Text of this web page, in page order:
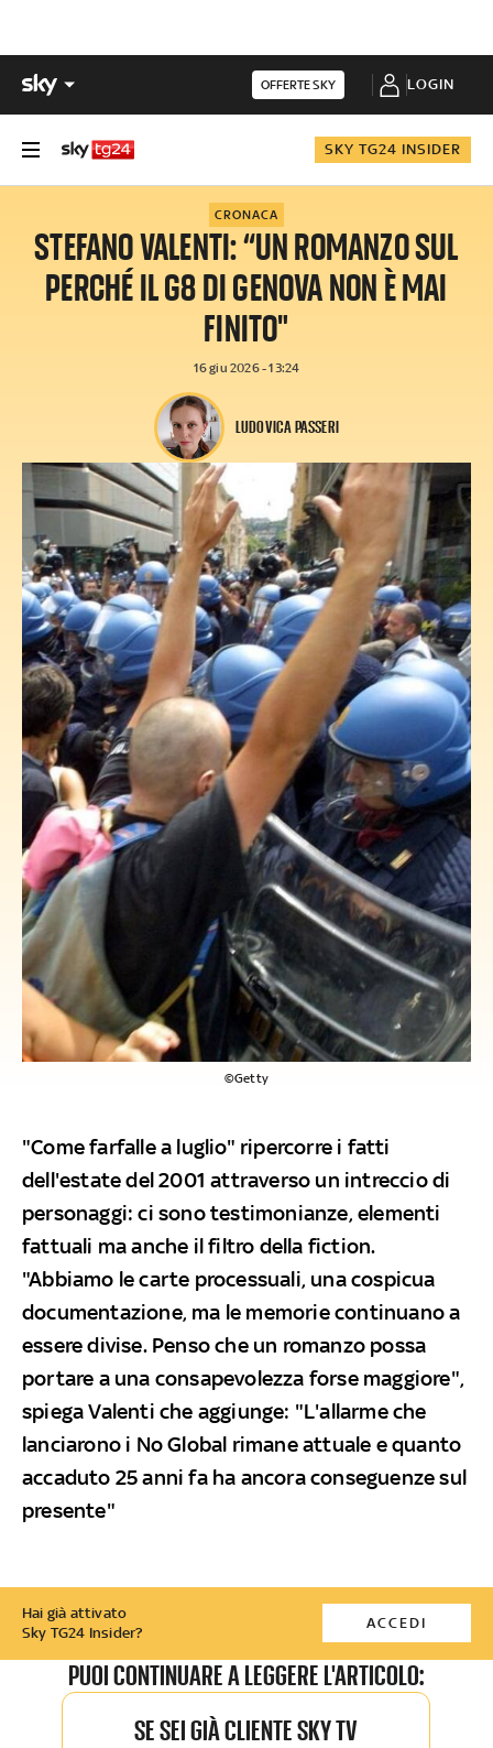
OFFERTE SKY LOGIN
SKY TG24 INSIDER
CRONACA
STEFANO VALENTI: “UN ROMANZO SUL
PERCHÉ IL G8 DI GENOVA NON È MAI
FINITO"
16 giu 2026 - 13:24
LUDOVICA PASSERI
©Getty
"Come farfalle a luglio" ripercorre i fatti
dell'estate del 2001 attraverso un intreccio di
personaggi: ci sono testimonianze, elementi
fattuali ma anche il filtro della fiction.
"Abbiamo le carte processuali, una cospicua
documentazione, ma le memorie continuano a
essere divise. Penso che un romanzo possa
portare a una consapevolezza forse maggiore",
spiega Valenti che aggiunge: "L'allarme che
lanciarono i No Global rimane attuale e quanto
accaduto 25 anni fa ha ancora conseguenze sul
presente"
Hai già attivato
Sky TG24 Insider?
ACCEDI
PUOI CONTINUARE A LEGGERE L'ARTICOLO:
SE SEI GIÀ CLIENTE SKY TV